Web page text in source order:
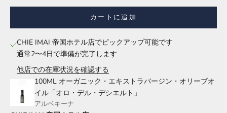
カートに追加
CHIE IMAI 帝国ホテル店でピックアップ可能です
通常2〜4日で準備が完了します
他店での在庫状況を確認する
100ML オーガニック・エキストラバージン・オリーブオ
イル「オロ・デル・デシエルト」
アルベキーナ